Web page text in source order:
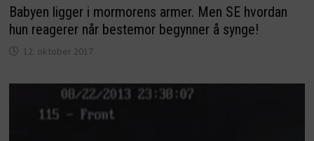
Babyen ligger i mormorens armer. Men SE hvordan
hun reagerer når bestemor begynner å synge!
12. oktober 2017